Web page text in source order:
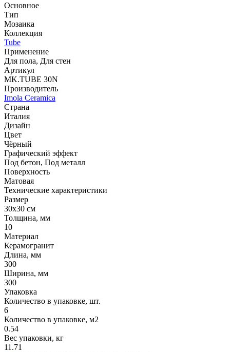
Основное
Тип
Мозаика
Коллекция
Tube
Применение
Для пола, Для стен
Артикул
MK.TUBE 30N
Производитель
Imola Ceramica
Страна
Италия
Дизайн
Цвет
Чёрный
Графический эффект
Под бетон, Под металл
Поверхность
Матовая
Технические характеристики
Размер
30x30 см
Толщина, мм
10
Материал
Керамогранит
Длина, мм
300
Ширина, мм
300
Упаковка
Количество в упаковке, шт.
6
Количество в упаковке, м2
0.54
Вес упаковки, кг
11.71